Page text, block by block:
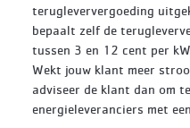
terugleververgoeding
bepaalt zelf de
tussen 3 en 12 cent per
Wekt jouw klant meer
adviseer de klant dan om
energieleveranciers met